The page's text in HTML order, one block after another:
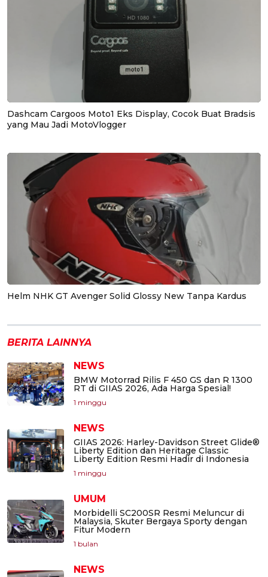
Dashcam Cargoos Moto1 Eks Display, Cocok Buat Bradsis
yang Mau Jadi MotoVlogger
Helm NHK GT Avenger Solid Glossy New Tanpa Kardus
BERITA LAINNYA
NEWS
BMW Motorrad Rilis F 450 GS dan R 1300
RT di GIIAS 2026, Ada Harga Spesial!
1 minggu
NEWS
GIIAS 2026: Harley-Davidson Street Glide®
Liberty Edition dan Heritage Classic
Liberty Edition Resmi Hadir di Indonesia
1 minggu
UMUM
Morbidelli SC200SR Resmi Meluncur di
Malaysia, Skuter Bergaya Sporty dengan
Fitur Modern
1 bulan
NEWS